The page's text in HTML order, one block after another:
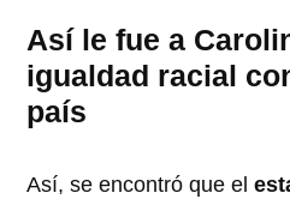
Así le fue a
igualdad racial
país
Así, se encontró que el